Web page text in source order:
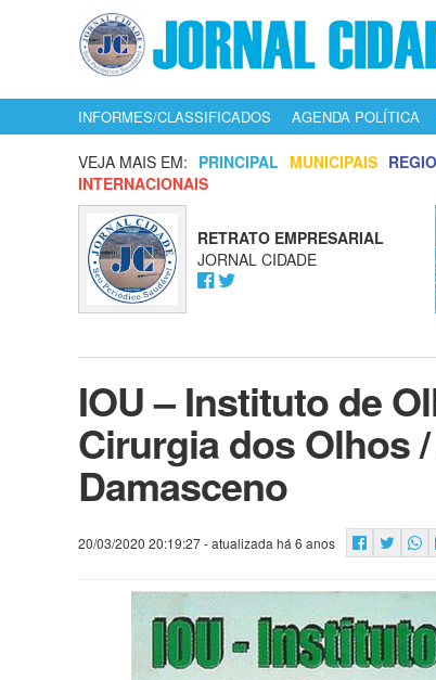
INFORMES/CLASSIFICADOS AGENDA POLÍTICA
VEJA MAIS EM: PRINCIPAL MUNICIPAIS
INTERNACIONAIS
RETRATO EMPRESARIAL
JORNAL CIDADE
IOU – Instituto de
Cirurgia dos Olhos
Damasceno
20/03/2020 20:19:27- atualizada há 6 anos